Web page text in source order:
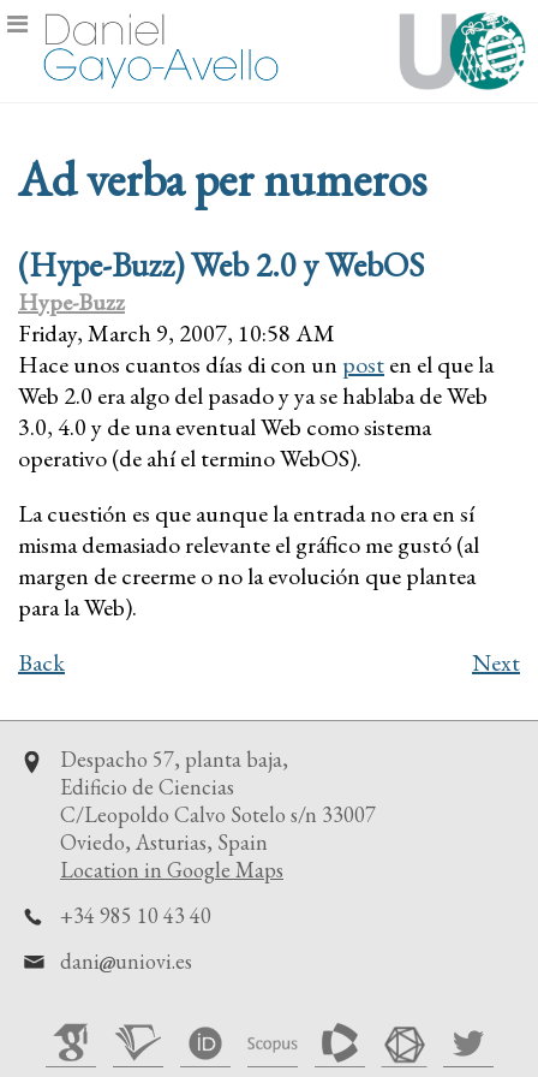
Ad verba per numeros
(Hype-Buzz) Web 2.0 y WebOS
Hype-Buzz
Friday, March 9, 2007, 10:58 AM
Hace unos cuantos días di con un posten el que la
Web 2.0 era algo del pasado y ya se hablaba de Web
3.0, 4.0 y de una eventual Web como sistema
operativo (de ahí el termino WebOS).
La cuestión es que aunque la entrada no era en sí
misma demasiado relevante el gráfico me gustó (al
margen de creerme o no la evolución que plantea
para la Web).
Back
Next
Despacho 57, planta baja,
Edificio de Ciencias
C/Leopoldo Calvo Sotelo s/n 33007
Oviedo, Asturias, Spain
Location in Google Maps
+34 985 10 43 40
dani
uniovi.es